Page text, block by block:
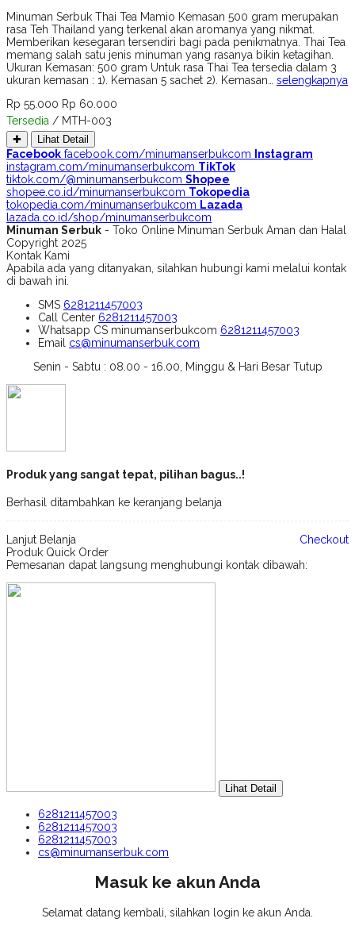
Minuman Serbuk Thai Tea Mamio Kemasan 500 gram merupakan
rasa Teh Thailand yang terkenal akan aromanya yang nikmat.
Memberikan kesegaran tersendiri bagi pada penikmatnya. Thai Tea
memang salah satu jenis minuman yang rasanya bikin ketagihan.
Ukuran Kemasan: 500 gram Untuk rasa Thai Tea tersedia dalam 3
ukuran kemasan : 1). Kemasan 5 sachet 2). Kemasan… selengkapnya
Rp 55.000 Rp 60.000
Tersedia / MTH-003
✚ Lihat Detail
Facebook facebook.com/minumanserbukcom
Instagram
instagram.com/minumanserbukcom TikTok
tiktok.com/@minumanserbukcom Shopee
shopee.co.id/minumanserbukcom Tokopedia
tokopedia.com/minumanserbukcom Lazada
lazada.co.id/shop/minumanserbukcom
Minuman Serbuk - Toko Online Minuman Serbuk Aman dan Halal
Copyright 2025
Kontak Kami
Apabila ada yang ditanyakan, silahkan hubungi kami melalui kontak
di bawah ini.
SMS 6281211457003
Call Center 6281211457003
Whatsapp CS minumanserbukcom 6281211457003
Email cs@minumanserbuk.com
Senin - Sabtu : 08.00 - 16.00, Minggu & Hari Besar Tutup
Produk yang sangat tepat, pilihan bagus..!
Berhasil ditambahkan ke keranjang belanja
Lanjut Belanja
Checkout
Produk Quick Order
Pemesanan dapat langsung menghubungi kontak dibawah:
Lihat Detail
6281211457003
6281211457003
6281211457003
cs@minumanserbuk.com
Masuk ke akun Anda
Selamat datang kembali, silahkan login ke akun Anda.